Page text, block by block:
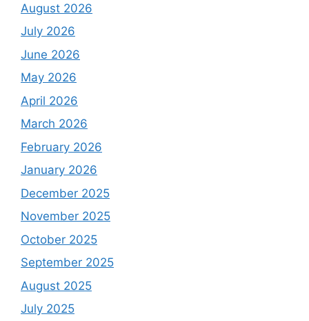
August 2026
July 2026
June 2026
May 2026
April 2026
March 2026
February 2026
January 2026
December 2025
November 2025
October 2025
September 2025
August 2025
July 2025